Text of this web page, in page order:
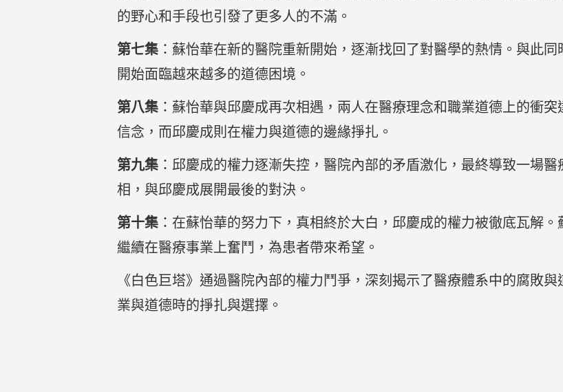
的野心和手段也引發了更多人的不滿。
第七集 ：蘇怡華在新的醫院重新開始，逐漸找回了對醫學的熱情。與此
開始面臨越來越多的道德困境。
第八集 ：蘇怡華與邱慶成再次相遇，兩人在醫療理念和職業道德上的衝
信念，而邱慶成則在權力與道德的邊緣掙扎。
第九集 ：邱慶成的權力逐漸失控，醫院內部的矛盾激化，最終導致一場
相，與邱慶成展開最後的對決。
第十集 ：在蘇怡華的努力下，真相終於大白，邱慶成的權力被徹底瓦解
繼續在醫療事業上奮鬥，為患者帶來希望。
《白色巨塔》通過醫院內部的權力鬥爭，深刻揭示了醫療體系中的腐敗
業與道德時的掙扎與選擇。